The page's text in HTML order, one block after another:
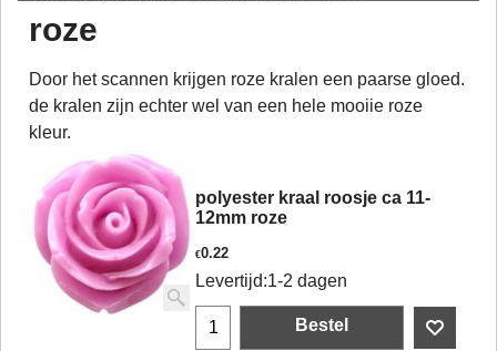
roze
Door het scannen krijgen roze kralen een paarse gloed.
de kralen zijn echter wel van een hele mooiie roze
kleur.
polyester kraal roosje ca 11-
12mm roze
€0.22
Levertijd:1-2 dagen
Bestel